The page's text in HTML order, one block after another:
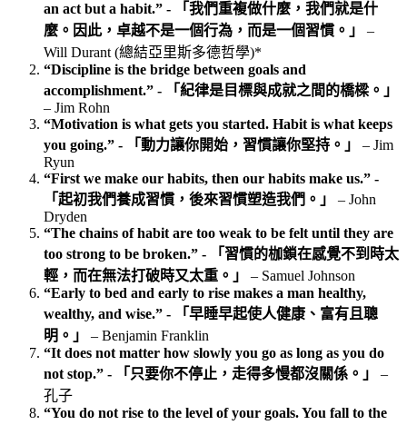
an act but a habit.” - 「我們重複做什麼，我們就是什
麼。因此，卓越不是一個行為，而是一個習慣。」
–
Will Durant (總結亞里斯多德哲學)*
“Discipline is the bridge between goals and
accomplishment.” - 「紀律是目標與成就之間的橋樑。」
– Jim Rohn
“Motivation is what gets you started. Habit is what keeps
you going.” - 「動力讓你開始，習慣讓你堅持。」
– Jim
Ryun
“First we make our habits, then our habits make us.” -
「起初我們養成習慣，後來習慣塑造我們。」
– John
Dryden
“The chains of habit are too weak to be felt until they are
too strong to be broken.” - 「習慣的枷鎖在感覺不到時太
輕，而在無法打破時又太重。」
– Samuel Johnson
“Early to bed and early to rise makes a man healthy,
wealthy, and wise.” - 「早睡早起使人健康、富有且聰
明。」
– Benjamin Franklin
“It does not matter how slowly you go as long as you do
not stop.” - 「只要你不停止，走得多慢都沒關係。」
–
孔子
“You do not rise to the level of your goals. You fall to the